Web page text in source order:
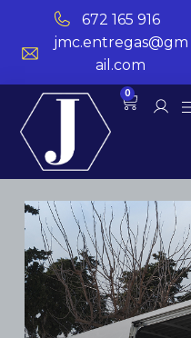
672 165 916
jmc.entregas@gm
ail.com
0